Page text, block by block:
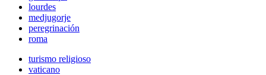
lourdes
medjugorje
peregrinación
roma
turismo religioso
vaticano